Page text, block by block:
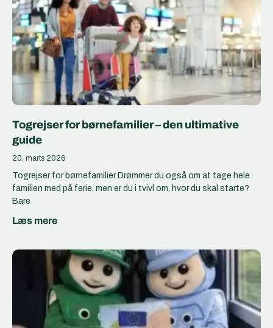
Togrejser for børnefamilier – den ultimative
guide
20. marts 2026
Togrejser for børnefamilier Drømmer du også om at tage hele
familien med på ferie, men er du i tvivl om, hvor du skal starte?
Bare
Læs mere